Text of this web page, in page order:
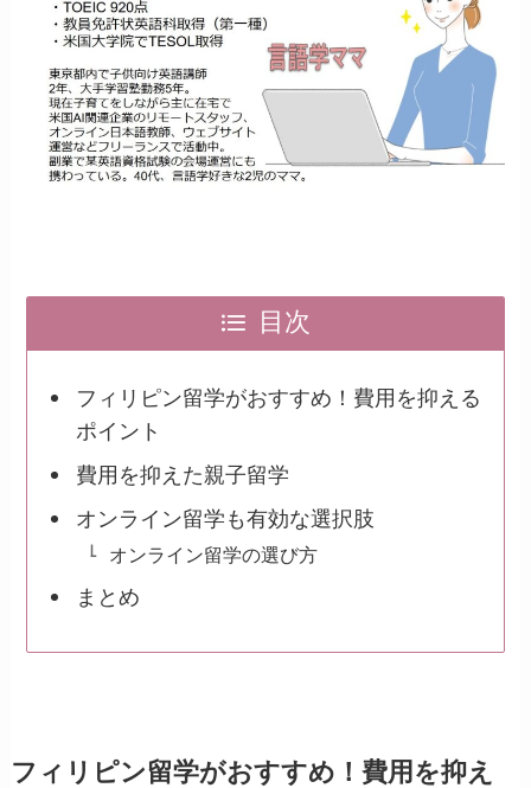
目次
フィリピン留学がおすすめ！費用を抑える
ポイント
費用を抑えた親子留学
オンライン留学も有効な選択肢
オンライン留学の選び方
まとめ
フィリピン留学がおすすめ！費用を抑え